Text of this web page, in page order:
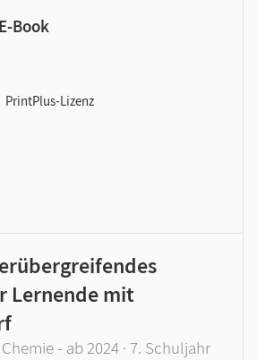
Book
PrintPlus-Lizenz
Lernende mit
- ab 2024 · 7. Schuljahr